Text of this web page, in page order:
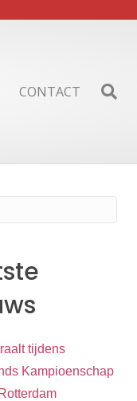
CONTACT
tijdens
Kampioenschap